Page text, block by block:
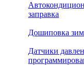
заправка
Дошиповка
Датчики